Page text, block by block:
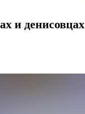
и денисовцах